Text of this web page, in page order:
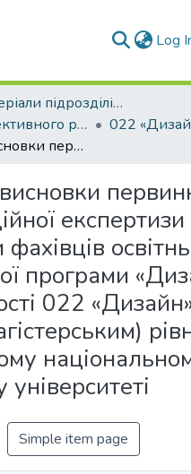
Log
07. Матеріали підрозділів університету
Відділ перспективного розвитку, ліцензування, акредитації та якості освіти
022
Експертні висновки первинної акредитаційної експертизи підготовки фахівців освітньо-професійної програми «Дизайн» зі спеціальності 022 «Дизайн» за другим (магістерським) рівнем у Запорізькому національному технічному університеті
експертизи
фахівців
програми
022
Simple item page